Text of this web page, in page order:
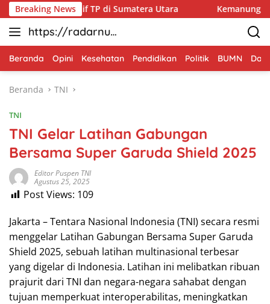
Langsung
ke
konten
Breaking News
Yonif TP di Sumatera Utara Kemanunggalan
https://radarnus
antara.net
Beranda Opini Kesehatan Pendidikan Politik BUMN
Beranda TNI
TNI
TNI Gelar Latihan Gabungan
Bersama Super Garuda Shield 2025
Editor Puspen TNI
Agustus 25, 2025
Post Views: 109
Jakarta – Tentara Nasional Indonesia (TNI) secara resmi
menggelar Latihan Gabungan Bersama Super Garuda
Shield 2025, sebuah latihan multinasional terbesar
yang digelar di Indonesia. Latihan ini melibatkan ribuan
prajurit dari TNI dan negara-negara sahabat dengan
tujuan memperkuat interoperabilitas, meningkatkan